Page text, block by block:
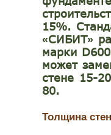
15%.
«СИБИТ»
марки
может
стене 15-
80.
Толщина стен